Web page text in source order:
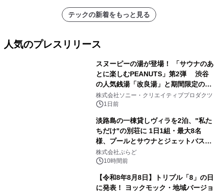
アーティストを フィーチャーしたアニ
メーションを公開～
テックの新着をもっと見る
人気のプレスリリース
スヌーピーの湯が登場！ 「サウナのあ
とに楽しむPEANUTS」第2弾 渋谷
の人気銭湯「改良湯」と期間限定のコ
ラボレーション サウナイキタイコラ
ボグッズも発売決定！
株式会社ソニー・クリエイティブプロダクツ
1日前
淡路島の一棟貸しヴィラを2泊、"私た
ちだけ"の別荘に 1日1組・最大8名
様、プールとサウナとジェットバス付
きで Villa Mon Temps AWAJIの連泊
素泊りプラン
株式会社ぷらど
10時間前
【令和8年8月8日】トリプル「8」の日
に発表！ ヨックモック・地域バージョ